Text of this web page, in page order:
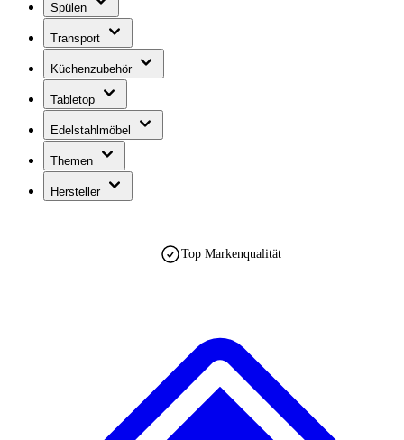
Spülen
Transport
Küchenzubehör
Tabletop
Edelstahlmöbel
Themen
Hersteller
Top Markenqualität